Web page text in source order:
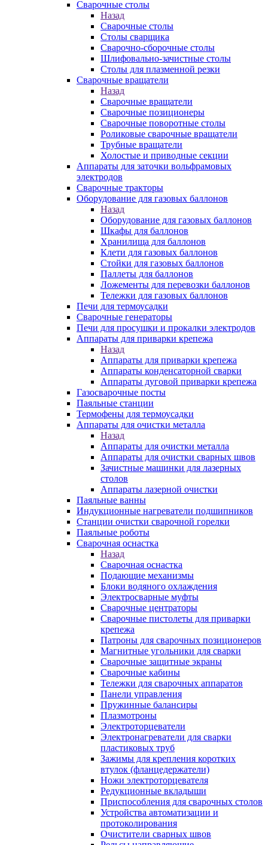
Сварочные столы
Назад
Сварочные столы
Столы сварщика
Сварочно-сборочные столы
Шлифовально-зачистные столы
Столы для плазменной резки
Сварочные вращатели
Назад
Сварочные вращатели
Сварочные позиционеры
Сварочные поворотные столы
Роликовые сварочные вращатели
Трубные вращатели
Холостые и приводные секции
Аппараты для заточки вольфрамовых
электродов
Сварочные тракторы
Оборудование для газовых баллонов
Назад
Оборудование для газовых баллонов
Шкафы для баллонов
Хранилища для баллонов
Клети для газовых баллонов
Стойки для газовых баллонов
Паллеты для баллонов
Ложементы для перевозки баллонов
Тележки для газовых баллонов
Печи для термоусадки
Сварочные генераторы
Печи для просушки и прокалки электродов
Аппараты для приварки крепежа
Назад
Аппараты для приварки крепежа
Аппараты конденсаторной сварки
Аппараты дуговой приварки крепежа
Газосварочные посты
Паяльные станции
Термофены для термоусадки
Аппараты для очистки металла
Назад
Аппараты для очистки металла
Аппараты для очистки сварных швов
Зачистные машинки для лазерных
столов
Аппараты лазерной очистки
Паяльные ванны
Индукционные нагреватели подшипников
Станции очистки сварочной горелки
Паяльные роботы
Сварочная оснастка
Назад
Сварочная оснастка
Подающие механизмы
Блоки водяного охлаждения
Электросварные муфты
Сварочные центраторы
Сварочные пистолеты для приварки
крепежа
Патроны для сварочных позиционеров
Магнитные угольники для сварки
Сварочные защитные экраны
Сварочные кабины
Тележки для сварочных аппаратов
Панели управления
Пружинные балансиры
Плазмотроны
Электроторцеватели
Электронагреватели для сварки
пластиковых труб
Зажимы для крепления коротких
втулок (фланцедержатели)
Ножи электроторцевателя
Редукционные вкладыши
Приспособления для сварочных столов
Устройства автоматизации и
протоколирования
Очистители сварных швов